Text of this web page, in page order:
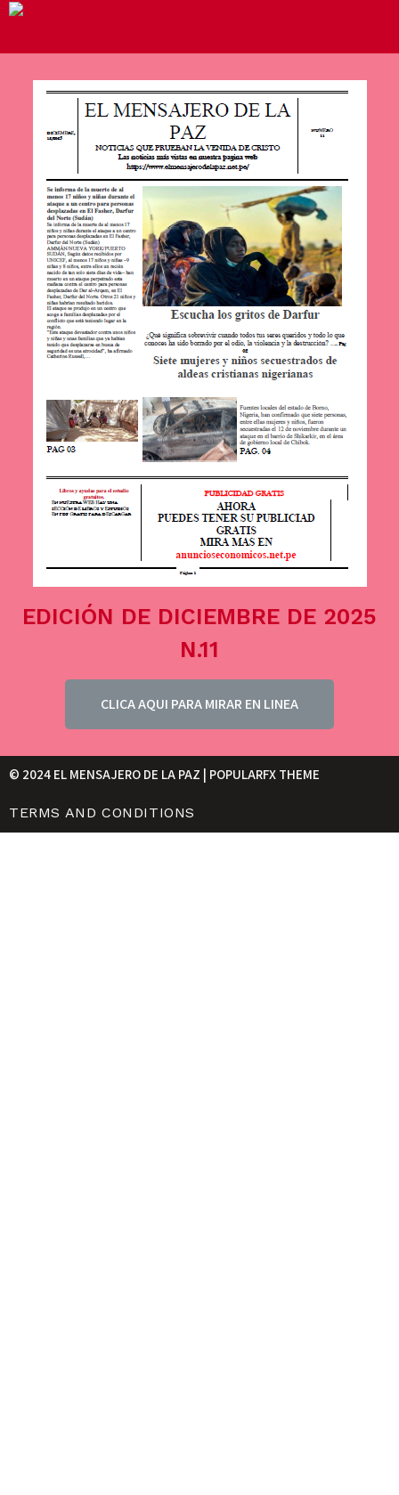
EDICIÓN DE DICIEMBRE DE 2025
N.11
CLICA AQUI PARA MIRAR EN LINEA
© 2024 EL MENSAJERO DE LA PAZ | POPULARFX THEME
TERMS AND CONDITIONS